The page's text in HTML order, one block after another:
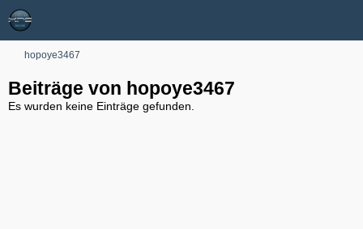
hopoye3467
Beiträge von hopoye3467
Es wurden keine Einträge gefunden.